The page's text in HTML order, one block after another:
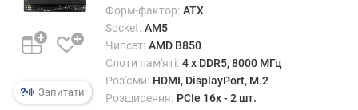
а
к
и
м
Запитати
Форм-фактор: ATX
Socket: AM5
Чипсет: AMD B850
Слоти пам'яті: 4 х DDR5, 8000 МГц
Роз'єми: HDMI, DisplayPort, M.2
Розширення: PCIe 16x - 2 шт.